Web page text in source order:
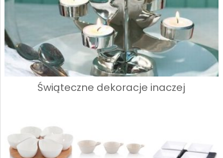
Świąteczne dekoracje inaczej